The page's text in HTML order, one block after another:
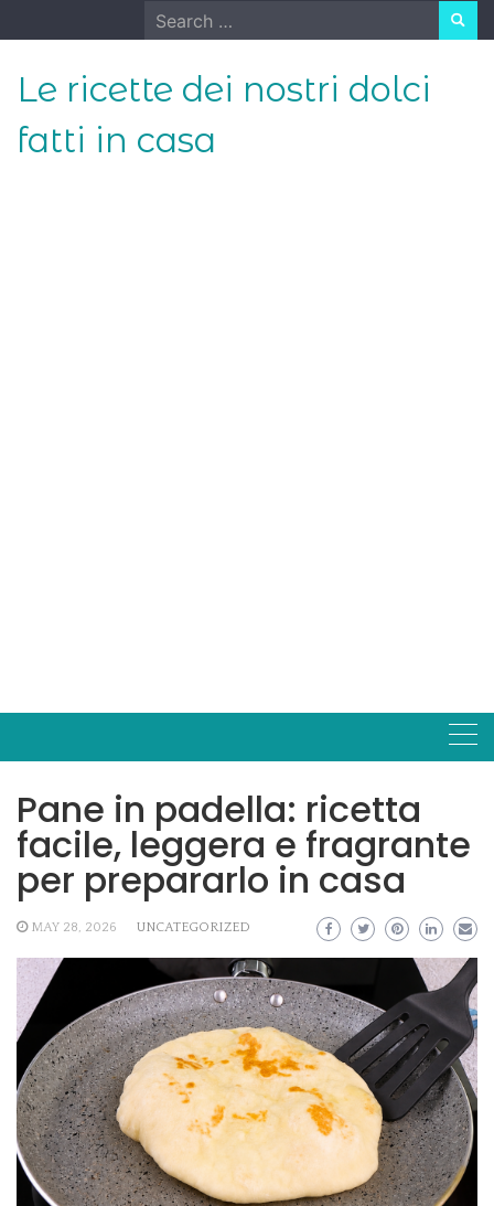
to
Search
for:
Le ricette dei nostri dolci
fatti in casa
Pane in padella: ricetta
facile, leggera e fragrante
per prepararlo in casa
MAY 28, 2026 UNCATEGORIZED